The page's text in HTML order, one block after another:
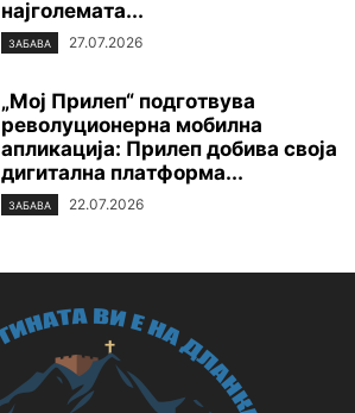
најголемата...
ЗАБАВА 27.07.2026
„Мој Прилеп“ подготвува
револуционерна мобилна
апликација: Прилеп добива своја
дигитална платформа...
ЗАБАВА 22.07.2026